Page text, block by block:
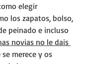
elegir
los zapatos, bolso,
peinado e incluso
novias no le dais
se merece y os